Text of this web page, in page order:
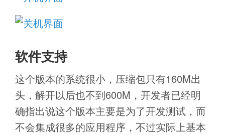
软件支持
这个版本的系统很小，压缩包只有160M出
头，解开以后也不到600M，开发者已经明
确指出说这个版本主要是为了开发测试，而
不会集成很多的应用程序，不过实际上基本